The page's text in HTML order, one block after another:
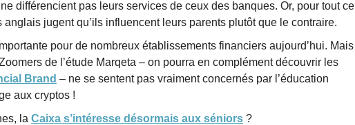
différencient pas leurs services de ceux des banques. Or, pour tout ce
jugent qu’ils influencent leurs parents plutôt que le contraire.
pour de nombreux établissements financiers aujourd’hui. Mais
de l’étude Marqeta – on pourra en complément découvrir les
Brand – ne se sentent pas vraiment concernés par l’éducation
aux cryptos !
la Caixa s’intéresse désormais aux séniors ?